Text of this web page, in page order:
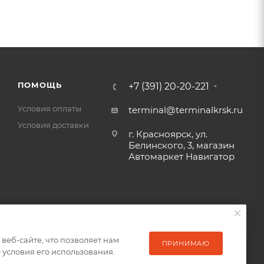
ПОМОЩЬ
Условия оплаты
Условия доставки
+7 (391) 20-20-221
terminal@terminalkrsk.ru
г. Красноярск, ул.
Белинского, 3, магазин
Автомаркет Навигатор
сайте, что позволяет нам
его использования.
ПРИНИМАЮ
сайте, что позволяет нам
его использования.
ПРИНИМАЮ